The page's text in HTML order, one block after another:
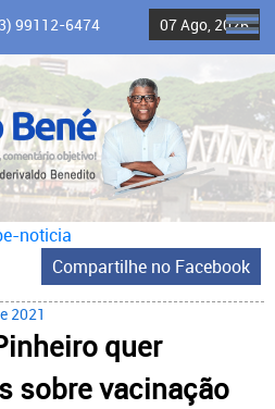
99112-6474 07 Ago, 2026
noticia
Compartilhe no Facebook
2021
quer
sobre vacinação